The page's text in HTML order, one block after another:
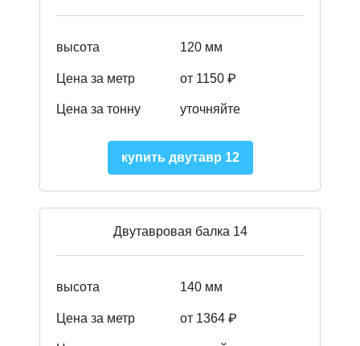
высота 120 мм
Цена за метр от 1150 ₽
Цена за тонну уточняйте
купить двутавр 12
Двутавровая балка 14
высота 140 мм
Цена за метр от 1364 ₽